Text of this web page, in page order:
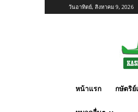
วันอาทิตย์, สิงหาคม 9, 2026
หน้าแรก กษัตริย์